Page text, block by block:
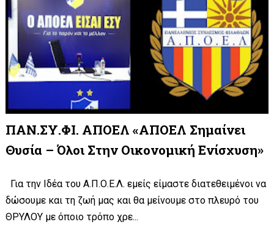
ΠΑΝ.ΣΥ.ΦΙ. ΑΠΟΕΛ «ΑΠΟΕΛ Σημαίνει
Θυσία – Όλοι Στην Οικονομική Ενίσχυση»
Για την Ιδέα του Α.Π.Ο.Ε.Λ. εμείς είμαστε διατεθειμένοι να
δώσουμε και τη ζωή μας και θα μείνουμε στο πλευρό του
ΘΡΥΛΟΥ με όποιο τρόπο χρε...